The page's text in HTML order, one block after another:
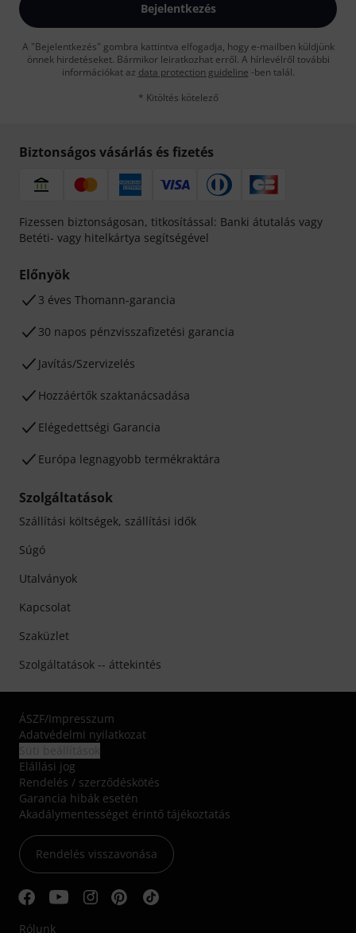
Bejelentkezés
A "Bejelentkezés" gombra kattintva elfogadja, hogy e-mailben küldjünk
önnek hirdetéseket. Bármikor leiratkozhat erről. A hírlevélről további
információkat az data protection guideline -ben talál.
* Kitöltés kötelező
Biztonságos vásárlás és fizetés
Fizessen biztonságosan, titkosítással: Banki átutalás vagy
Betéti- vagy hitelkártya segítségével
Előnyök
3 éves Thomann-garancia
30 napos pénzvisszafizetési garancia
Javítás/Szervizelés
Hozzáértők szaktanácsadása
Elégedettségi Garancia
Európa legnagyobb termékraktára
Szolgáltatások
Szállítási költségek, szállítási idők
Súgó
Utalványok
Kapcsolat
Szaküzlet
Szolgáltatások -- áttekintés
ÁSZF/Impresszum
Adatvédelmi nyilatkozat
Elállási jog
Rendelés / szerződéskötés
Garancia hibák esetén
Akadálymentességet érintő tájékoztatás
Rendelés visszavonása
Rólunk